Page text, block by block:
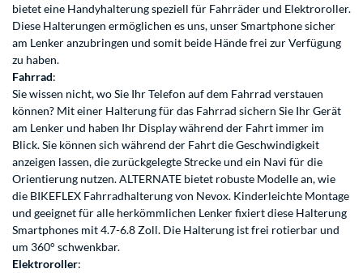
bietet eine Handyhalterung speziell für Fahrräder und Elektroroller.
Diese Halterungen ermöglichen es uns, unser Smartphone sicher
am Lenker anzubringen und somit beide Hände frei zur Verfügung
zu haben.
Fahrrad:
Sie wissen nicht, wo Sie Ihr Telefon auf dem Fahrrad verstauen
können? Mit einer Halterung für das Fahrrad sichern Sie Ihr Gerät
am Lenker und haben Ihr Display während der Fahrt immer im
Blick. Sie können sich während der Fahrt die Geschwindigkeit
anzeigen lassen, die zurückgelegte Strecke und ein Navi für die
Orientierung nutzen. ALTERNATE bietet robuste Modelle an, wie
die BIKEFLEX Fahrradhalterung von Nevox. Kinderleichte Montage
und geeignet für alle herkömmlichen Lenker fixiert diese Halterung
Smartphones mit 4.7-6.8 Zoll. Die Halterung ist frei rotierbar und
um 360° schwenkbar.
Elektroroller: